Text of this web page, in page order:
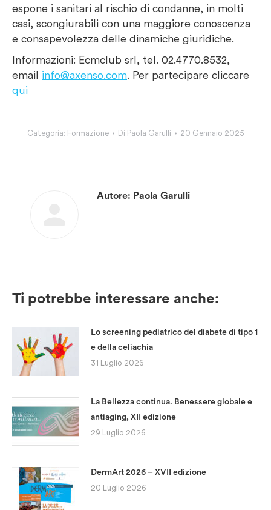
espone i sanitari al rischio di condanne, in molti
casi, scongiurabili con una maggiore conoscenza
e consapevolezza delle dinamiche giuridiche.
Informazioni: Ecmclub srl, tel. 02.4770.8532,
email info@axenso.com. Per partecipare cliccare
qui
Categoria: Formazione Di Paola Garulli 20 Gennaio 2025
Autore: Paola Garulli
Ti potrebbe interessare anche:
Lo screening pediatrico del diabete di tipo 1
e della celiachia
31 Luglio 2026
La Bellezza continua. Benessere globale e
antiaging, XII edizione
29 Luglio 2026
DermArt 2026 – XVII edizione
20 Luglio 2026